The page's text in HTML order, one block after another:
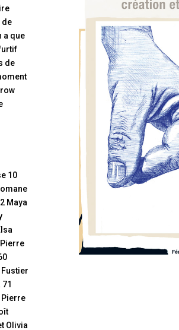
de
a que
de
10
Maya
Pierre
Olivia